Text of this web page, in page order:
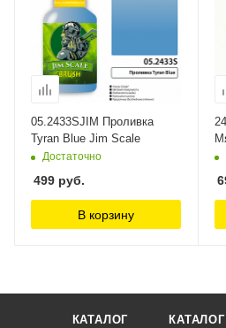
05.2433SJIM Проливка
Tyran Blue Jim Scale
Достаточно
499 руб.
В корзину
КАТАЛОГ